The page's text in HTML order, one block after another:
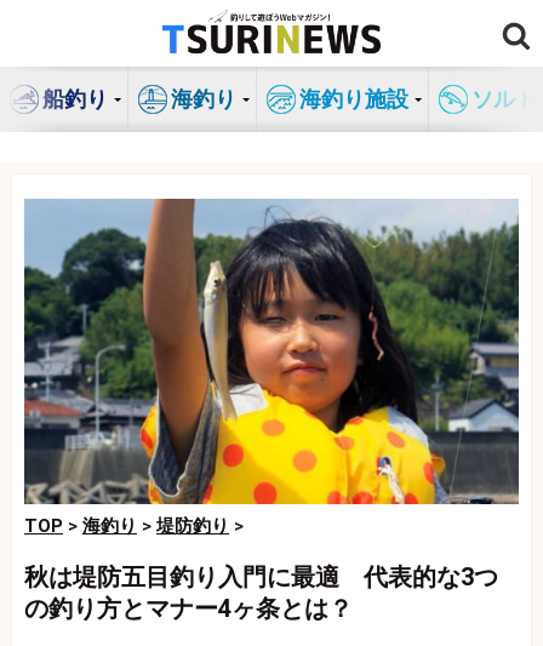
ン
船釣り 海釣り 海釣り施設 ソル
TOP > 海釣り >堤防釣り >
秋は堤防五目釣り入門に最適 代表的な3つ
の釣り方とマナー4ヶ条とは？